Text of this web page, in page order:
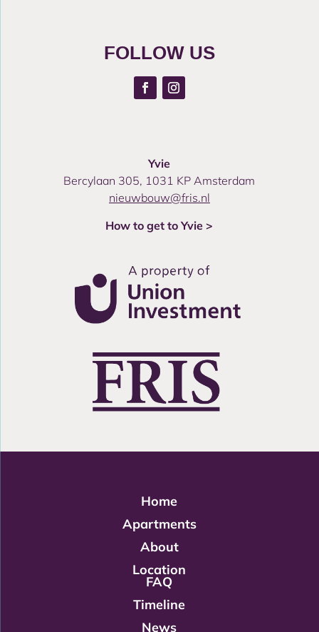
FOLLOW US
Yvie
Bercylaan 305, 1031 KP Amsterdam
nieuwbouw@fris.nl
How to get to Yvie >
Home
Apartments
About
Location
FAQ
Timeline
News